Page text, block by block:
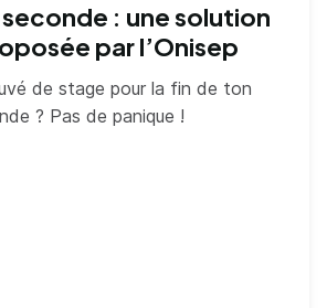
: une solution
par l’Onisep
de stage pour la fin de ton
? Pas de panique !